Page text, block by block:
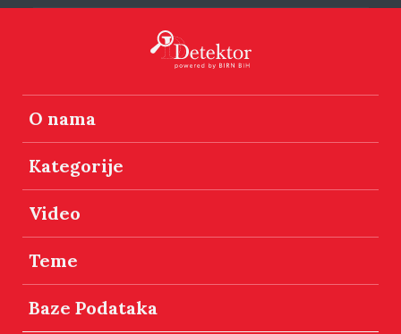
O nama
Kategorije
Video
Teme
Baze Podataka